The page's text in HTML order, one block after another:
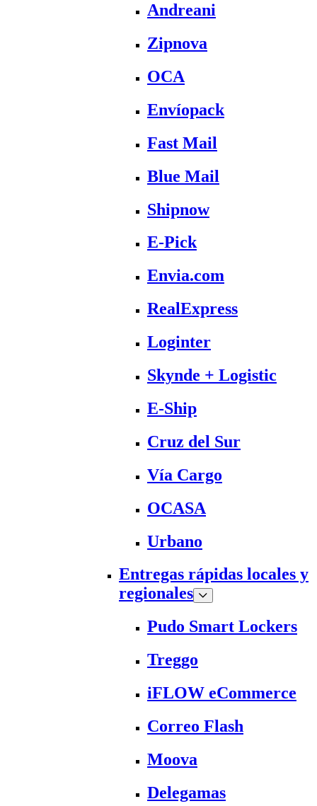
Andreani
Zipnova
OCA
Envíopack
Fast Mail
Blue Mail
Shipnow
E-Pick
Envia.com
RealExpress
Loginter
Skynde + Logistic
E-Ship
Cruz del Sur
Vía Cargo
OCASA
Urbano
Entregas rápidas locales y
regionales
Pudo Smart Lockers
Treggo
iFLOW eCommerce
Correo Flash
Moova
Delegamas